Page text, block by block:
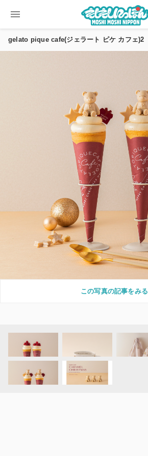
menu
gelato pique cafe(ジェラート ピケ カフェ)2
この写真の記事をみる